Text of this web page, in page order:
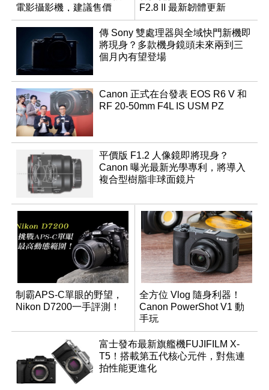
電影攝影機，建議售價
NT$144,980
F2.8 II 最新韌體更新
傳 Sony 雙處理器與全域快門新機即
將現身？多款機身鏡頭未來兩到三
個月內有望登場
Canon 正式在台發表 EOS R6 V 和
RF 20-50mm F4L IS USM PZ
平價版 F1.2 人像鏡即將現身？
Canon 曝光最新光學專利，將導入
複合型樹脂非球面鏡片
制霸APS-C單眼的野望，
Nikon D7200一手評測！
全方位 Vlog 隨身利器！
Canon PowerShot V1 動
手玩
富士發布最新旗艦機FUJIFILM X-
T5！搭載第五代核心元件，對焦連
拍性能更進化